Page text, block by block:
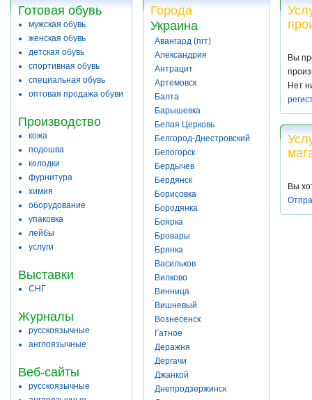
Готовая обувь
мужская обувь
женская обувь
детская обувь
спортивная обувь
специальная обувь
оптовая продажа обуви
Производство
кожа
подошва
колодки
фурнитура
химия
оборудование
упаковка
лейбы
услуги
Выставки
СНГ
Журналы
русскоязычные
англоязычные
Веб-сайты
русскоязычные
Города
Украина
Авангард (пгт)
Александрия
Антрацит
Артемовск
Балта
Барышевка
Белая Церковь
Белгород-Днестровский
Белогорск
Бердычев
Бердянск
Борисовка
Бородянка
Боярка
Бровары
Брянка
Васильков
Вилково
Винница
Вишневый
Вознесенск
Гатное
Деражня
Дергачи
Джанкой
Днепродзержинск
Вы
Нет
Вы